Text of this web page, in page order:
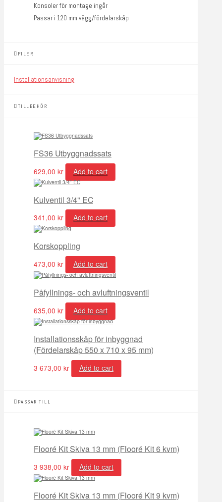
Konsoler för montage ingår
Passar i 120 mm vägg/fördelarskåp
FILER
Installationsanvisning
TILLBEHÖR
FS36 Utbyggnadssats
629,00 kr Add to cart
Kulventil 3/4" EC
341,00 kr Add to cart
Korskoppling
473,00 kr Add to cart
Påfyllnings- och avluftningsventil
635,00 kr Add to cart
Installationsskåp för inbyggnad
(Fördelarskåp 550 x 710 x 95 mm)
3 673,00 kr Add to cart
PASSAR TILL
Flooré Kit Skiva 13 mm (Flooré Kit 6 kvm)
3 938,00 kr Add to cart
Flooré Kit Skiva 13 mm (Flooré Kit 9 kvm)